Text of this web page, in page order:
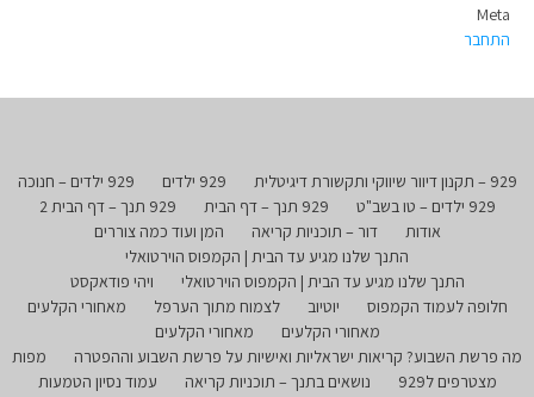
Meta
התחבר
929 – תקנון דיוור שיווקי ותקשורת דיגיטלית 929 ילדים
929 ילדים – חנוכה
929 ילדים – טו בשב"ט
929 תנך – דף הבית
929 תנך – דף הבית 2
אודות
דור – תוכניות קריאה
המן ועוד כמה צוררים
התנך שלנו מגיע עד הבית | הקמפוס הוירטואלי
התנך שלנו מגיע עד הבית | הקמפוס הוירטואלי
ויהי פודאקסט
חלופה לעמוד הקמפוס
יוטיוב לצמוח מתוך הערפל
מאחורי הקלעים
מאחורי הקלעים
מאחורי הקלעים
מה פרשת השבוע? קריאות ישראליות ואישיות על פרשת השבוע וההפטרה
מפות
מצטרפים ל929
נושאים בתנך – תוכניות קריאה
עמוד נסיון הטמעות